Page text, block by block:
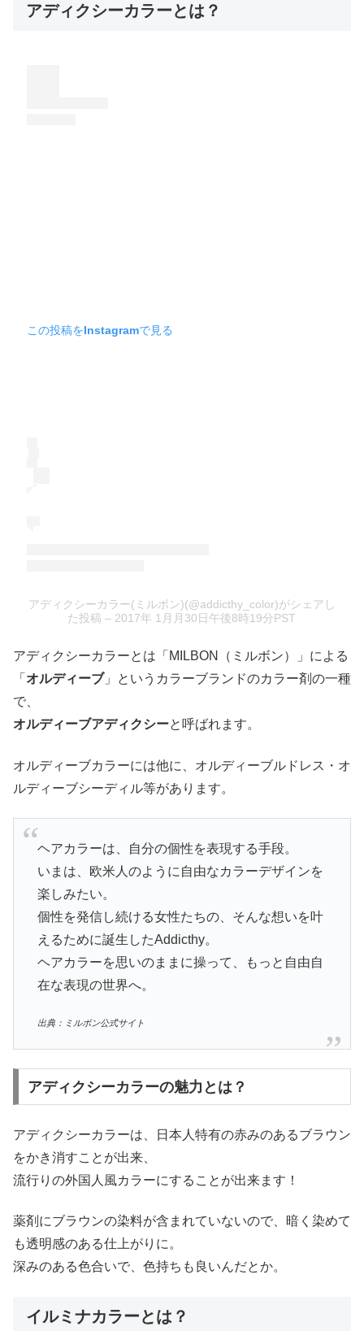
アディクシーカラーとは？
この投稿をInstagramで見る
アディクシーカラー(ミルボン)(@addicthy_color)がシェアし
た投稿 – 2017年 1月月30日午後8時19分PST
アディクシーカラーとは「MILBON（ミルボン）」による
「 オルディーブ」というカラーブランドのカラー剤の一種
で、
オルディーブアディクシーと呼ばれます。
オルディーブカラーには他に、オルディーブルドレス・オ
ルディーブシーディル等があります。
ヘアカラーは、自分の個性を表現する手段。
いまは、欧米人のように自由なカラーデザインを
楽しみたい。
個性を発信し続ける女性たちの、そんな想いを叶
えるために誕生したAddicthy。
ヘアカラーを思いのままに操って、もっと自由自
在な表現の世界へ。
出典：ミルボン公式サイト
アディクシーカラーの魅力とは？
アディクシーカラーは、日本人特有の赤みのあるブラウン
をかき消すことが出来、
流行りの外国人風カラーにすることが出来ます！
薬剤にブラウンの染料が含まれていないので、暗く染めて
も透明感のある仕上がりに。
深みのある色合いで、色持ちも良いんだとか。
イルミナカラーとは？